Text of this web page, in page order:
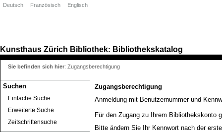
Kunsthaus Zürich Bibliothek: Bibliothekskatalog
Suchen
Einfache Suche
Erweiterte Suche
Zeitschriftensuche
Deutsch Französisch Englisch
Sie befinden sich hier: Zugangsberechtigung
Zugangsberechtigung
Anmeldung mit Benutzernummer und
Für den Zugang zu Ihrem Bibliothekskonto
Bitte ändern Sie Ihr Kennwort nach der